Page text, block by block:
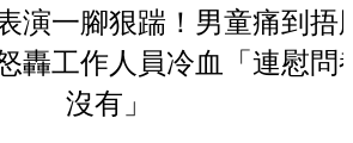
演一腳狠踹！男童痛到捂
工作人員冷血「連慰問
沒有」